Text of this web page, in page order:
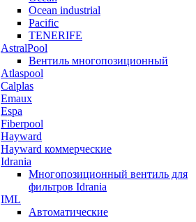
Ocean industrial
Pacific
TENERIFE
AstralPool
Вентиль многопозиционный
Atlaspool
Calplas
Emaux
Espa
Fiberpool
Hayward
Hayward коммерческие
Idrania
Многопозиционный вентиль для
фильтров Idrania
IML
Автоматические